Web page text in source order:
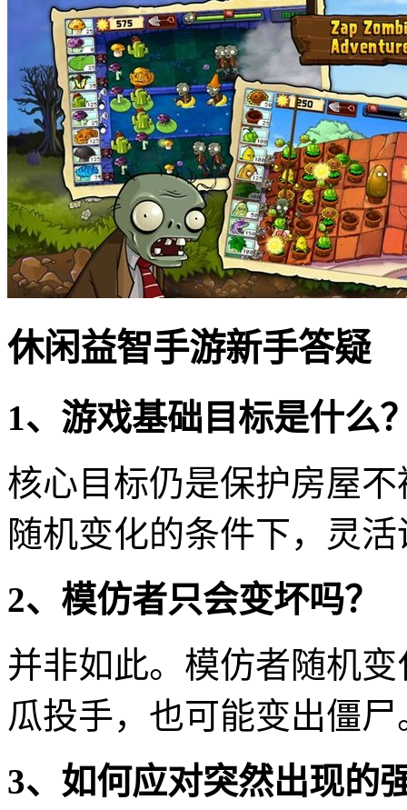
休闲益智手游新手答疑
1、游戏基础目标是什么
核心目标仍是保护房屋
随机变化的条件下，灵
2、模仿者只会变坏吗？
并非如此。模仿者随机
瓜投手，也可能变出僵
3、如何应对突然出现的